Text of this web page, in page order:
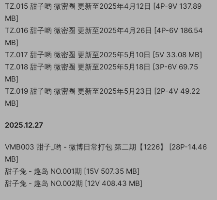
TZ.015 甜子哟 微密圈 更新至2025年4月12日 [4P-9V 137.89
MB]
TZ.016 甜子哟 微密圈 更新至2025年4月26日 [4P-6V 186.54
MB]
TZ.017 甜子哟 微密圈 更新至2025年5月10日 [5V 33.08 MB]
TZ.018 甜子哟 微密圈 更新至2025年5月18日 [3P-6V 69.75
MB]
TZ.019 甜子哟 微密圈 更新至2025年5月23日 [2P-4V 49.22
MB]
2025.12.27
VMB003 甜子_哟 - 微博日常打包 第二期【1226】 [28P-14.46
MB]
甜子兔 - 趣岛 NO.001期 [15V 507.35 MB]
甜子兔 - 趣岛 NO.002期 [12V 408.43 MB]